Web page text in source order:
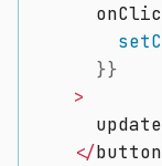
}}
>
</button